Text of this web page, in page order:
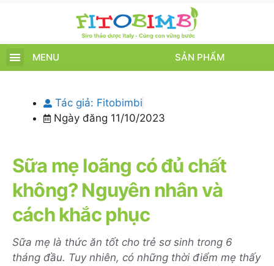
MENU SẢN PHẨM
Tác giả: Fitobimbi
Ngày đăng 11/10/2023
Sữa mẹ loãng có đủ chất
không? Nguyên nhân và
cách khắc phục
Sữa mẹ là thức ăn tốt cho trẻ sơ sinh trong 6
tháng đầu. Tuy nhiên, có những thời điểm mẹ thấy